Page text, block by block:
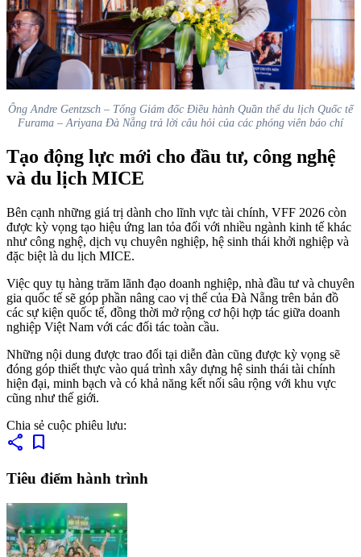
Ông Andre Gentzsch – Tổng Giám đốc Điều hành Quần thể du lịch Quốc tế
Furama – Ariyana Đà Nẵng trả lời câu hỏi của các phóng viên báo chí
Tạo động lực mới cho đầu tư, công nghệ
và du lịch MICE
Bên cạnh những giá trị dành cho lĩnh vực tài chính, VFF 2026 còn
được kỳ vọng tạo hiệu ứng lan tỏa đối với nhiều ngành kinh tế khác
như công nghệ, dịch vụ chuyên nghiệp, hệ sinh thái khởi nghiệp và
đặc biệt là du lịch MICE.
Việc quy tụ hàng trăm lãnh đạo doanh nghiệp, nhà đầu tư và chuyên
gia quốc tế sẽ góp phần nâng cao vị thế của Đà Nẵng trên bản đồ
các sự kiện quốc tế, đồng thời mở rộng cơ hội hợp tác giữa doanh
nghiệp Việt Nam với các đối tác toàn cầu.
Những nội dung được trao đổi tại diễn đàn cũng được kỳ vọng sẽ
đóng góp thiết thực vào quá trình xây dựng hệ sinh thái tài chính
hiện đại, minh bạch và có khả năng kết nối sâu rộng với khu vực
cũng như thế giới.
Chia sẻ cuộc phiêu lưu:
share bookmark
Tiêu điểm hành trình